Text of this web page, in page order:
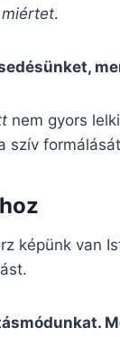
miértet.
nem gyors
szív
képünk van